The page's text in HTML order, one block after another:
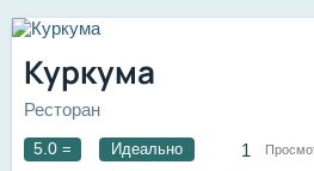
Куркума
Ресторан
5.0 = Идеально 1